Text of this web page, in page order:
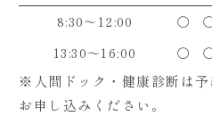
8:30～12:00
〇
13:30～16:00
〇
※人間ドック・健康診断は
お申し込みください。